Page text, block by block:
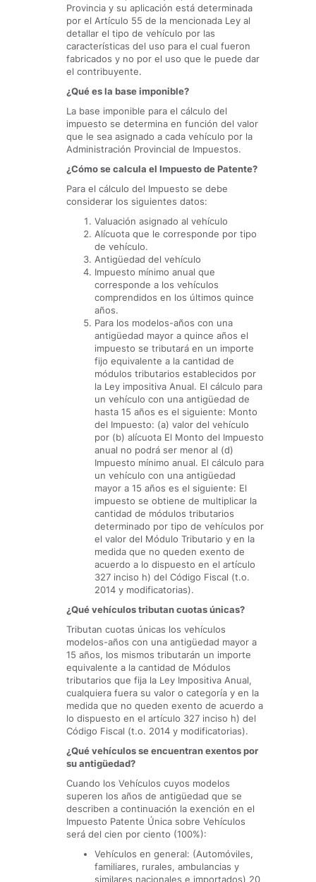
Provincia y su aplicación está determinada
por el Artículo 55 de la mencionada Ley al
detallar el tipo de vehículo por las
características del uso para el cual fueron
fabricados y no por el uso que le puede dar
el contribuyente.
¿Qué es la base imponible?
La base imponible para el cálculo del
impuesto se determina en función del valor
que le sea asignado a cada vehículo por la
Administración Provincial de Impuestos.
¿Cómo se calcula el Impuesto de Patente?
Para el cálculo del Impuesto se debe
considerar los siguientes datos:
Valuación asignado al vehículo
Alícuota que le corresponde por tipo
de vehículo.
Antigüedad del vehículo
Impuesto mínimo anual que
corresponde a los vehículos
comprendidos en los últimos quince
años.
Para los modelos-años con una
antigüedad mayor a quince años el
impuesto se tributará en un importe
fijo equivalente a la cantidad de
módulos tributarios establecidos por
la Ley impositiva Anual. El cálculo para
un vehículo con una antigüedad de
hasta 15 años es el siguiente: Monto
del Impuesto: (a) valor del vehículo
por (b) alícuota El Monto del Impuesto
anual no podrá ser menor al (d)
Impuesto mínimo anual. El cálculo para
un vehículo con una antigüedad
mayor a 15 años es el siguiente: El
impuesto se obtiene de multiplicar la
cantidad de módulos tributarios
determinado por tipo de vehículos por
el valor del Módulo Tributario y en la
medida que no queden exento de
acuerdo a lo dispuesto en el artículo
327 inciso h) del Código Fiscal (t.o.
2014 y modificatorias).
¿Qué vehículos tributan cuotas únicas?
Tributan cuotas únicas los vehículos
modelos-años con una antigüedad mayor a
15 años, los mismos tributarán un importe
equivalente a la cantidad de Módulos
tributarios que fija la Ley Impositiva Anual,
cualquiera fuera su valor o categoría y en la
medida que no queden exento de acuerdo a
lo dispuesto en el artículo 327 inciso h) del
Código Fiscal (t.o. 2014 y modificatorias).
¿Qué vehículos se encuentran exentos por
su antigüedad?
Cuando los Vehículos cuyos modelos
superen los años de antigüedad que se
describen a continuación la exención en el
Impuesto Patente Única sobre Vehículos
será del cien por ciento (100%):
Vehículos en general: (Automóviles,
familiares, rurales, ambulancias y
similares nacionales e importados) 20